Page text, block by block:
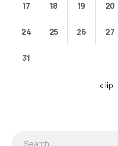
17 18 19 20
24 25 26 27
31
« lip